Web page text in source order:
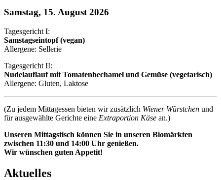
Samstag, 15. August 2026
Tagesgericht I:
Samstagseintopf (vegan)
Allergene: Sellerie
Tagesgericht II:
Nudelauflauf mit Tomatenbechamel und Gemüse (vegetarisch)
Allergene: Gluten, Laktose
(Zu jedem Mittagessen bieten wir zusätzlich Wiener Würstchen und
für ausgewählte Gerichte eine Extraportion Käse an.)
Unseren Mittagstisch können Sie in unseren Biomärkten
zwischen 11:30 und 14:00 Uhr genießen.
Wir wünschen guten Appetit!
Aktuelles